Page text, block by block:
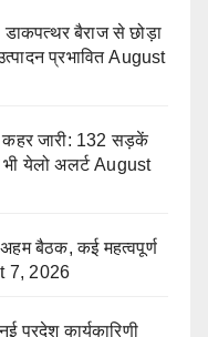
बैराज से छोड़ा
प्रभावित August
कहर जारी: 132 सड़कें
येलो अलर्ट August
बैठक, कई महत्वपूर्ण
7, 2026
प्रदेश कार्यकारिणी